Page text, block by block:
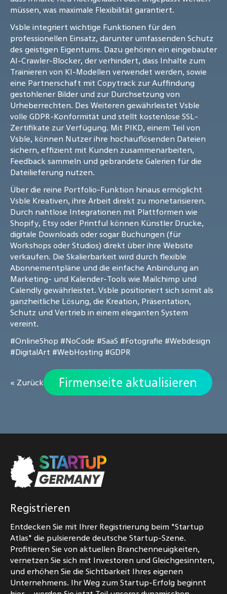
müssen, was maximale Flexibilität garantiert.
Vsble integriert wichtige Funktionen für den
professionellen Einsatz, darunter umfassenden Schutz
des geistigen Eigentums. Dazu gehören ein eingebauter
AI-Crawler-Blocker, der verhindert, dass Inhalte zum
Trainieren von KI-Modellen verwendet werden, sowie
eine Partnerschaft mit Copytrack zur Auffindung
gestohlener Bilder und zur Durchsetzung von
Urheberrechten. Des Weiteren gewährleistet Vsble
volle GDPR-Konformität und stellt kostenlose SSL-
Zertifikate zur Verfügung. Mit PIKD, einem Teil von
Vsble, können Nutzer ihre hochauflösenden Dateien
sichern, effizient mit Kunden zusammenarbeiten,
Feedback sammeln und gebrandete Galerien für die
Dateilieferung nutzen.
Über die reine Portfolio-Funktion hinaus ermöglicht
Vsble Kreativen, ihre Arbeit direkt zu monetarisieren.
Durch nahtlose Integrationen mit Plattformen wie
Shopify, Etsy oder Printful können Künstler Drucke,
digitale Downloads oder sogar Buchungen (für
Workshops oder Studios) direkt über ihre Website
verkaufen. Die Skalierbarkeit wird durch flexible
Abonnementpläne und die einfache Anbindung an
Marketing- und Kalender-Tools wie Mailchimp und
Calendly gewährleistet. Vsble positioniert sich somit als
ganzheitliche Lösung, die Kreation, Präsentation,
Schutz und Vertrieb in einem eleganten System
vereint.
#OnlineShop #NoCode #SaaS #Fotografie #Webdesign
#DigitalArt #WebHosting #GDPR
« Zurück Firmenseite aktualisieren
Registrieren
Entdecken Sie mit Ihrer Registrierung beim "Startup
Atlas" die pulsierende deutsche Startup-Szene.
Profitieren Sie von aktuellen Branchenneuigkeiten,
vernetzen Sie sich mit Investoren und Gleichgesinnten,
und erhöhen Sie die Sichtbarkeit Ihres eigenen
Unternehmens. Ihr Weg zum Startup-Erfolg beginnt